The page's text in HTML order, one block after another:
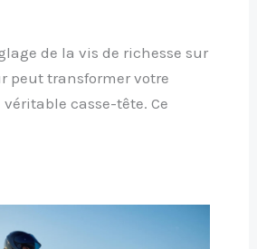
de la vis de richesse sur
peut transformer votre
casse-tête. Ce